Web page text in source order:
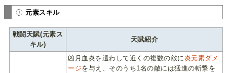
元素スキル
戦闘天賦(元素ス
キル)
天賦紹介
凶月血炎を遣わして近くの複数の敵に炎元素ダメ
ージを与え、そのうち1名の敵には猛進の斬撃を